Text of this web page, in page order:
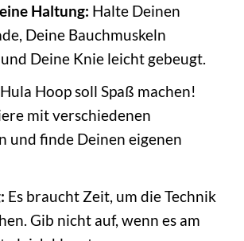
Haltung: Halte Deinen
Deine Bauchmuskeln
Deine Knie leicht gebeugt.
Hula Hoop soll Spaß machen!
mit verschiedenen
und finde Deinen eigenen
Es braucht Zeit, um die Technik
Gib nicht auf, wenn es am